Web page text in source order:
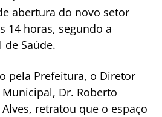
abertura do novo setor
14 horas, segundo a
de Saúde.
pela Prefeitura, o Diretor
Dr. Roberto
retratou que o espaço